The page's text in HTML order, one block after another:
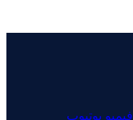
فيميو يوتيوب